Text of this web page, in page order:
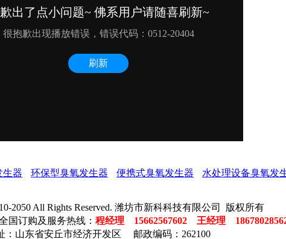
生器 环保型臭氧发生器 便携式臭氧发生器 水处理设备臭氧发
2050 All Rights Reserved. 潍坊市新科科技有限公司 版权所有
国订购及服务热线： 程经理 15662567602 王经理
：山东省安丘市经济开发区 邮政编码：262100